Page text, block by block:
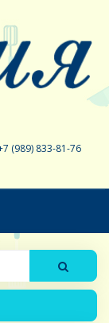
(989) 833-81-76